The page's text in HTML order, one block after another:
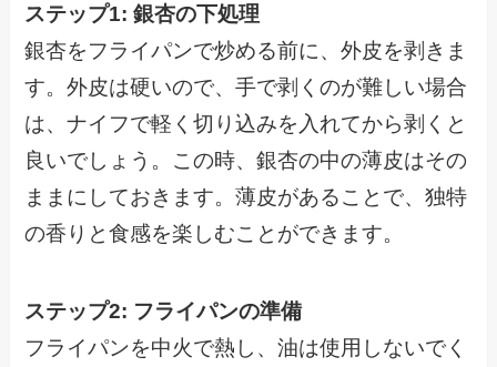
ステップ1: 銀杏の下処理
銀杏をフライパンで炒める前に、外皮を剥きま
す。外皮は硬いので、手で剥くのが難しい場合
は、ナイフで軽く切り込みを入れてから剥くと
良いでしょう。この時、銀杏の中の薄皮はその
ままにしておきます。薄皮があることで、独特
の香りと食感を楽しむことができます。
ステップ2: フライパンの準備
フライパンを中火で熱し、油は使用しないでく